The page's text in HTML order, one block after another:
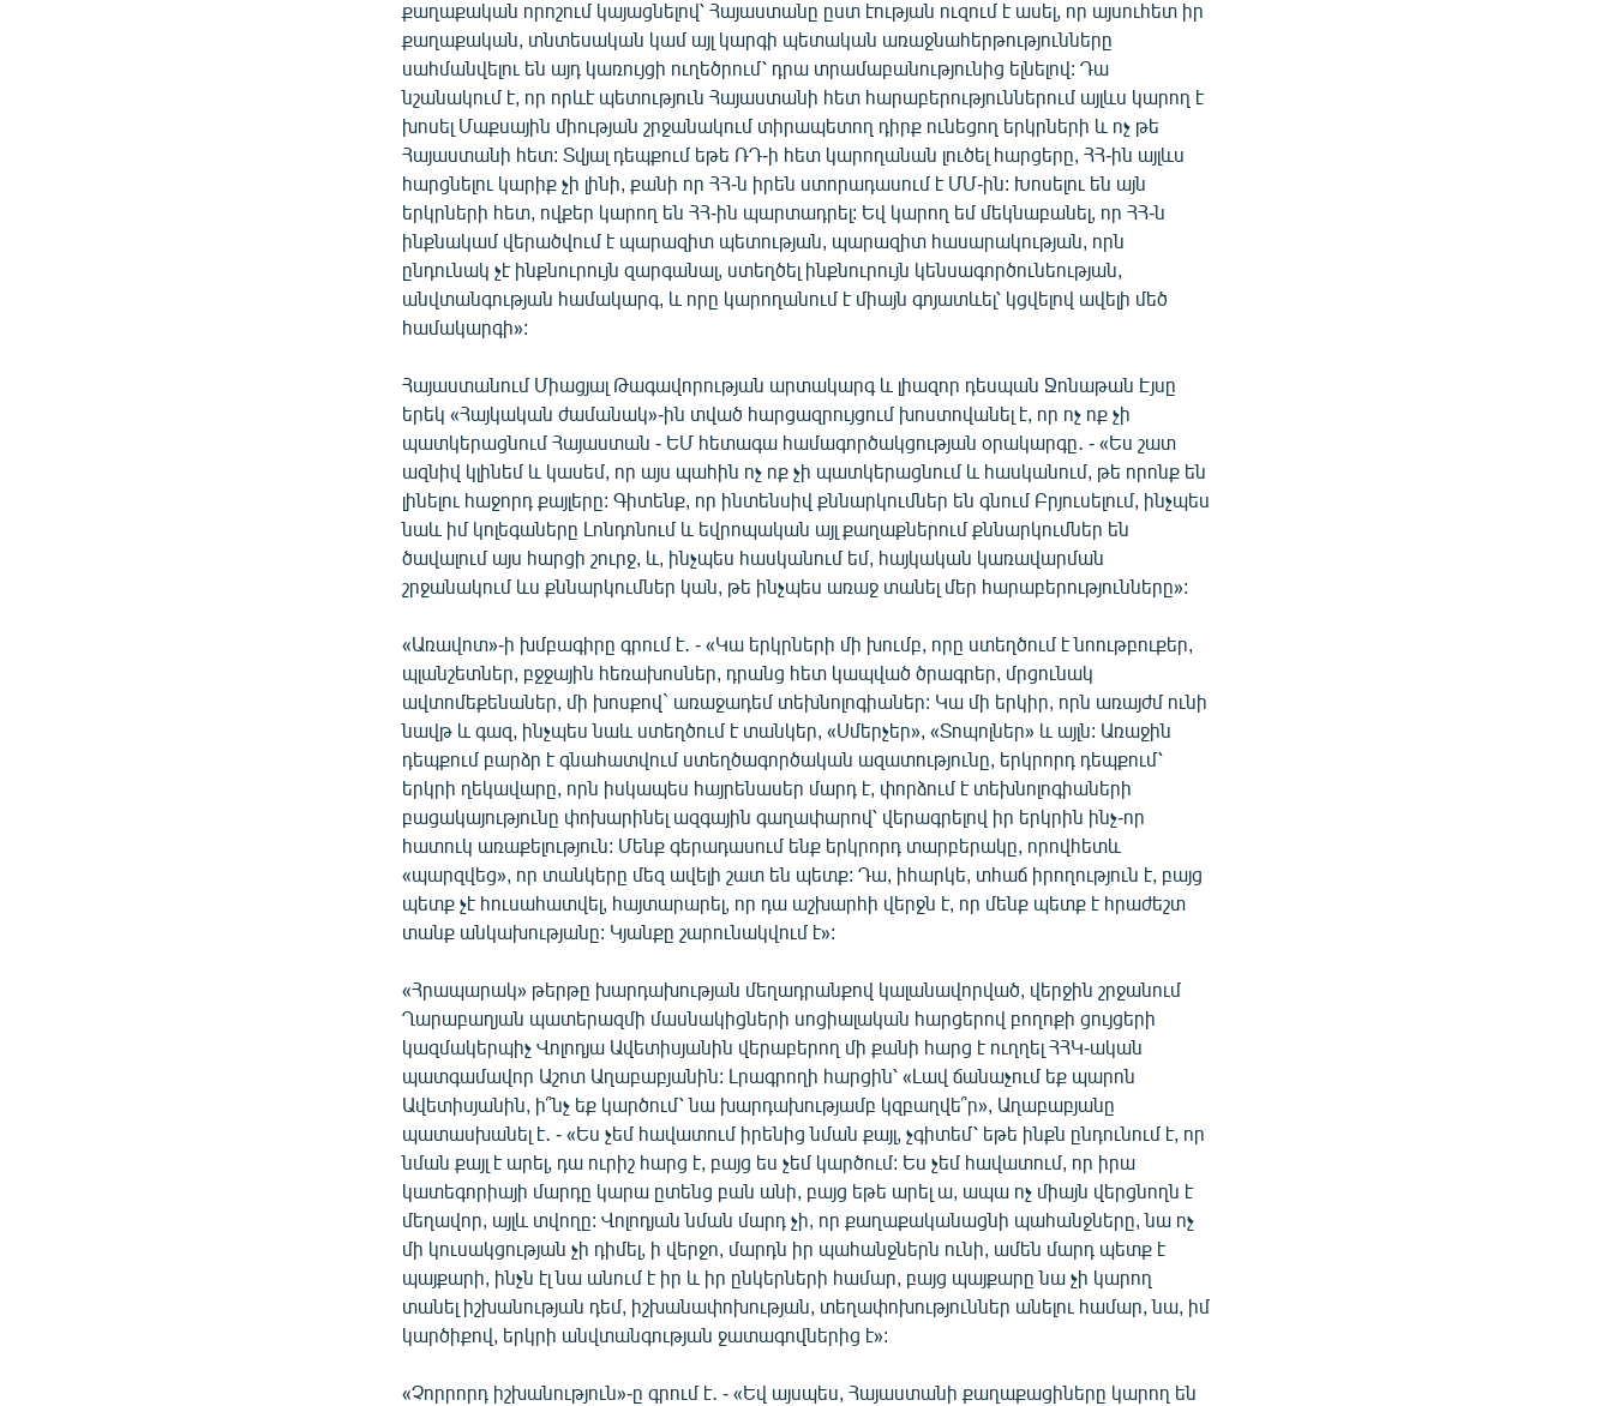
քաղաքական որոշում կայացնելով՝ Հայաստանը ըստ էության ուզում է ասել, որ այսուհետ իր
քաղաքական, տնտեսական կամ այլ կարգի պետական առաջնահերթությունները
սահմանվելու են այդ կառույցի ուղեծրում՝ դրա տրամաբանությունից ելնելով: Դա
նշանակում է, որ որևէ պետություն Հայաստանի հետ հարաբերություններում այլևս կարող է
խոսել Մաքսային միության շրջանակում տիրապետող դիրք ունեցող երկրների և ոչ թե
Հայաստանի հետ: Տվյալ դեպքում եթե ՌԴ-ի հետ կարողանան լուծել հարցերը, ՀՀ-ին այլևս
հարցնելու կարիք չի լինի, քանի որ ՀՀ-ն իրեն ստորադասում է ՄՄ-ին: Խոսելու են այն
երկրների հետ, ովքեր կարող են ՀՀ-ին պարտադրել: Եվ կարող եմ մեկնաբանել, որ ՀՀ-ն
ինքնակամ վերածվում է պարազիտ պետության, պարազիտ հասարակության, որն
ընդունակ չէ ինքնուրույն զարգանալ, ստեղծել ինքնուրույն կենսագործունեության,
անվտանգության համակարգ, և որը կարողանում է միայն գոյատևել՝ կցվելով ավելի մեծ
համակարգի»:
Հայաստանում Միացյալ Թագավորության արտակարգ և լիազոր դեսպան Ջոնաթան Էյսը
երեկ «Հայկական ժամանակ»-ին տված հարցազրույցում խոստովանել է, որ ոչ ոք չի
պատկերացնում Հայաստան - ԵՄ հետագա համագործակցության օրակարգը․ - «Ես շատ
ազնիվ կլինեմ և կասեմ, որ այս պահին ոչ ոք չի պատկերացնում և հասկանում, թե որոնք են
լինելու հաջորդ քայլերը: Գիտենք, որ ինտենսիվ քննարկումներ են գնում Բրյուսելում, ինչպես
նաև իմ կոլեգաները Լոնդոնում և եվրոպական այլ քաղաքներում քննարկումներ են
ծավալում այս հարցի շուրջ, և, ինչպես հասկանում եմ, հայկական կառավարման
շրջանակում ևս քննարկումներ կան, թե ինչպես առաջ տանել մեր հարաբերությունները»:
«Առավոտ»-ի խմբագիրը գրում է․ - «Կա երկրների մի խումբ, որը ստեղծում է նոութբուքեր,
պլանշետներ, բջջային հեռախոսներ, դրանց հետ կապված ծրագրեր, մրցունակ
ավտոմեքենաներ, մի խոսքով` առաջադեմ տեխնոլոգիաներ: Կա մի երկիր, որն առայժմ ունի
նավթ և գազ, ինչպես նաև ստեղծում է տանկեր, «Սմերչեր», «Տոպոլներ» և այլն: Առաջին
դեպքում բարձր է գնահատվում ստեղծագործական ազատությունը, երկրորդ դեպքում՝
երկրի ղեկավարը, որն իսկապես հայրենասեր մարդ է, փորձում է տեխնոլոգիաների
բացակայությունը փոխարինել ազգային գաղափարով՝ վերագրելով իր երկրին ինչ-որ
հատուկ առաքելություն: Մենք գերադասում ենք երկրորդ տարբերակը, որովհետև
«պարզվեց», որ տանկերը մեզ ավելի շատ են պետք: Դա, իհարկե, տհաճ իրողություն է, բայց
պետք չէ հուսահատվել, հայտարարել, որ դա աշխարհի վերջն է, որ մենք պետք է հրաժեշտ
տանք անկախությանը: Կյանքը շարունակվում է»:
«Հրապարակ» թերթը խարդախության մեղադրանքով կալանավորված, վերջին շրջանում
Ղարաբաղյան պատերազմի մասնակիցների սոցիալական հարցերով բողոքի ցույցերի
կազմակերպիչ Վոլոդյա Ավետիսյանին վերաբերող մի քանի հարց է ուղղել ՀՀԿ-ական
պատգամավոր Աշոտ Աղաբաբյանին: Լրագրողի հարցին՝ «Լավ ճանաչում եք պարոն
Ավետիսյանին, ի՞նչ եք կարծում՝ նա խարդախությամբ կզբաղվե՞ր», Աղաբաբյանը
պատասխանել է․ - «Ես չեմ հավատում իրենից նման քայլ, չգիտեմ՝ եթե ինքն ընդունում է, որ
նման քայլ է արել, դա ուրիշ հարց է, բայց ես չեմ կարծում: Ես չեմ հավատում, որ իրա
կատեգորիայի մարդը կարա ըտենց բան անի, բայց եթե արել ա, ապա ոչ միայն վերցնողն է
մեղավոր, այլև տվողը: Վոլոդյան նման մարդ չի, որ քաղաքականացնի պահանջները, նա ոչ
մի կուսակցության չի դիմել, ի վերջո, մարդն իր պահանջներն ունի, ամեն մարդ պետք է
պայքարի, ինչն էլ նա անում է իր և իր ընկերների համար, բայց պայքարը նա չի կարող
տանել իշխանության դեմ, իշխանափոխության, տեղափոխություններ անելու համար, նա, իմ
կարծիքով, երկրի անվտանգության ջատագովներից է»:
«Չորրորդ իշխանություն»-ը գրում է․ - «Եվ այսպես, Հայաստանի քաղաքացիները կարող են